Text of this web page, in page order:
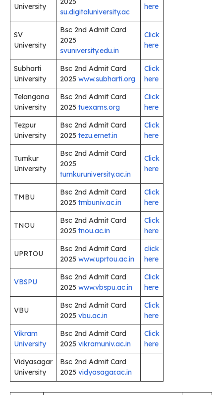
University
su.digitaluniversity.ac
here
SV
University
Bsc 2nd Admit Card
2025
svuniversity.edu.in
Click
here
Subharti
University
Bsc 2nd Admit Card
2025 www.subharti.org
Click
here
Telangana
University
Bsc 2nd Admit Card
2025 tuexams.org
Click
here
Tezpur
University
Bsc 2nd Admit Card
2025 tezu.ernet.in
Click
here
Tumkur
University
Bsc 2nd Admit Card
2025
tumkuruniversity.ac.in
Click
here
TMBU
Bsc 2nd Admit Card
2025 tmbuniv.ac.in
Click
here
TNOU
Bsc 2nd Admit Card
2025 tnou.ac.in
Click
here
UPRTOU
Bsc 2nd Admit Card
2025 www.uprtou.ac.in
click
here
VBSPU
Bsc 2nd Admit Card
2025 www.vbspu.ac.in
Click
here
VBU
Bsc 2nd Admit Card
2025 vbu.ac.in
Click
here
Vikram
University
Bsc 2nd Admit Card
2025 vikramuniv.ac.in
Click
here
Vidyasagar
University
Bsc 2nd Admit Card
2025 vidyasagar.ac.in